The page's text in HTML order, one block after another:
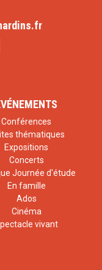
Conférences
thématiques
Expositions
Concerts
Journée d'étude
En famille
Ados
Cinéma
vivant